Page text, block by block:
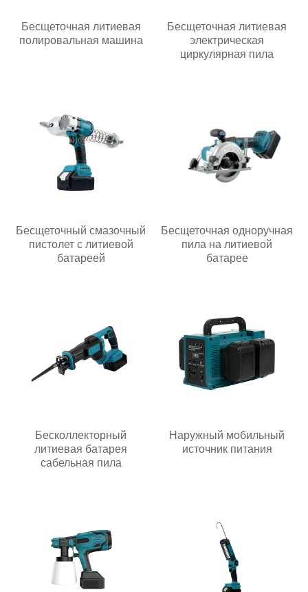
Бесщеточная литиевая
полировальная машина
Бесщеточная литиевая
электрическая
циркулярная пила
Бесщеточный смазочный
пистолет с литиевой
батареей
Бесщеточная одноручная
пила на литиевой
батарее
Бесколлекторный
литиевая батарея
сабельная пила
Наружный мобильный
источник питания